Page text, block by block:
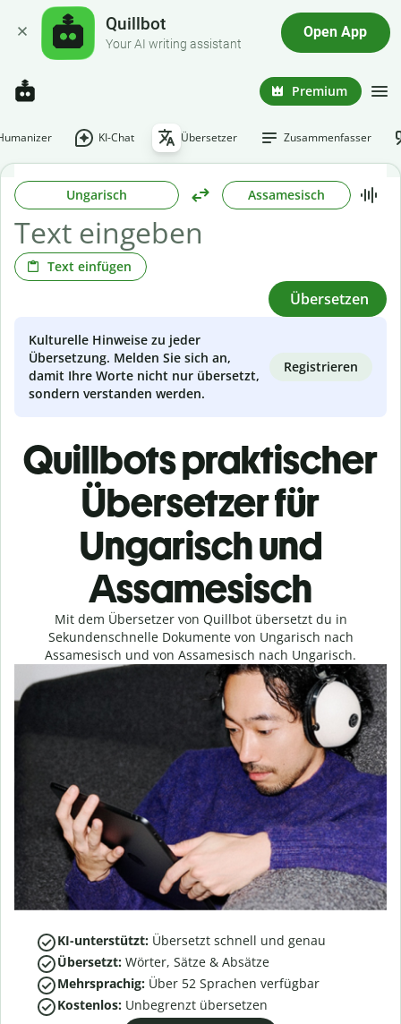
Quillbot
Your AI writing assistant
Open App
Premium
KI-Chat Übersetzer Zusammenfasser
Ungarisch Assamesisch
Text einfügen
Übersetzen
Kulturelle Hinweise zu jeder
Übersetzung. Melden Sie sich an,
damit Ihre Worte nicht nur übersetzt,
sondern verstanden werden.
Registrieren
Quillbots praktischer
Übersetzer für
Ungarisch und
Assamesisch
Mit dem Übersetzer von Quillbot übersetzt du in
Sekundenschnelle Dokumente von Ungarisch nach
Assamesisch und von Assamesisch nach Ungarisch.
KI-unterstützt: Übersetzt schnell und genau
Übersetzt: Wörter, Sätze & Absätze
Mehrsprachig: Über 52 Sprachen verfügbar
Kostenlos: Unbegrenzt übersetzen